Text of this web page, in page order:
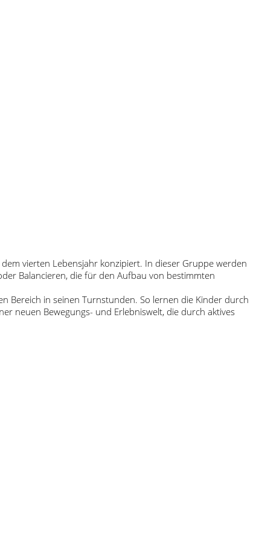
vierten Lebensjahr konzipiert. In dieser Gruppe werden
Balancieren, die für den Aufbau von bestimmten
Bereich in seinen Turnstunden. So lernen die Kinder durch
neuen Bewegungs- und Erlebniswelt, die durch aktives